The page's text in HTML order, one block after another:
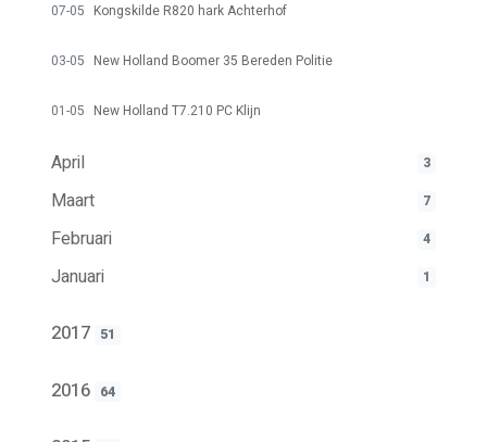
07-05 Kongskilde R820 hark Achterhof
03-05 New Holland Boomer 35 Bereden Politie
01-05 New Holland T7.210 PC Klijn
April 3
Maart 7
Februari 4
Januari 1
2017 51
2016 64